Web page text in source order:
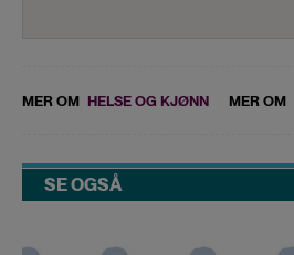
MER OM HELSE OG KJØNN MER OM
SE OGSÅ